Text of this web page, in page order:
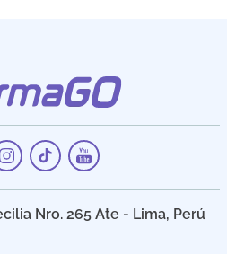
Nro. 265 Ate - Lima, Perú